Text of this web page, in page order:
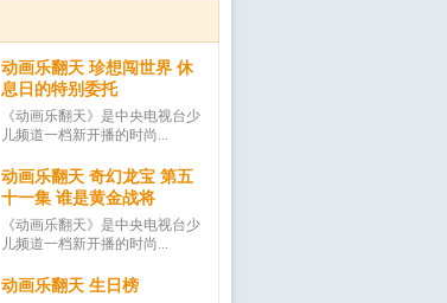
动画乐翻天 珍想闯世界 休
息日的特别委托
《动画乐翻天》是中央电视台少
儿频道一档新开播的时尚...
动画乐翻天 奇幻龙宝 第五
十一集 谁是黄金战将
《动画乐翻天》是中央电视台少
儿频道一档新开播的时尚...
动画乐翻天 生日榜